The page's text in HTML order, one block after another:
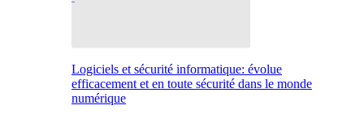
Logiciels et sécurité informatique: évolue
efficacement et en toute sécurité dans le monde
numérique